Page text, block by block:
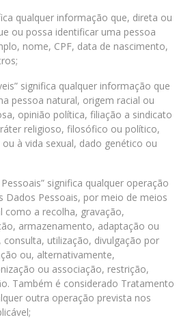
qualquer informação que, direta ou
ou possa identificar uma pessoa
nome, CPF, data de nascimento,
significa qualquer informação que
pessoa natural, origem racial ou
opinião política, filiação a sindicato
religioso, filosófico ou político,
à vida sexual, dado genético ou
significa qualquer operação
Dados Pessoais, por meio de meios
a recolha, gravação,
armazenamento, adaptação ou
utilização, divulgação por
ou, alternativamente,
ou associação, restrição,
Também é considerado Tratamento
outra operação prevista nos